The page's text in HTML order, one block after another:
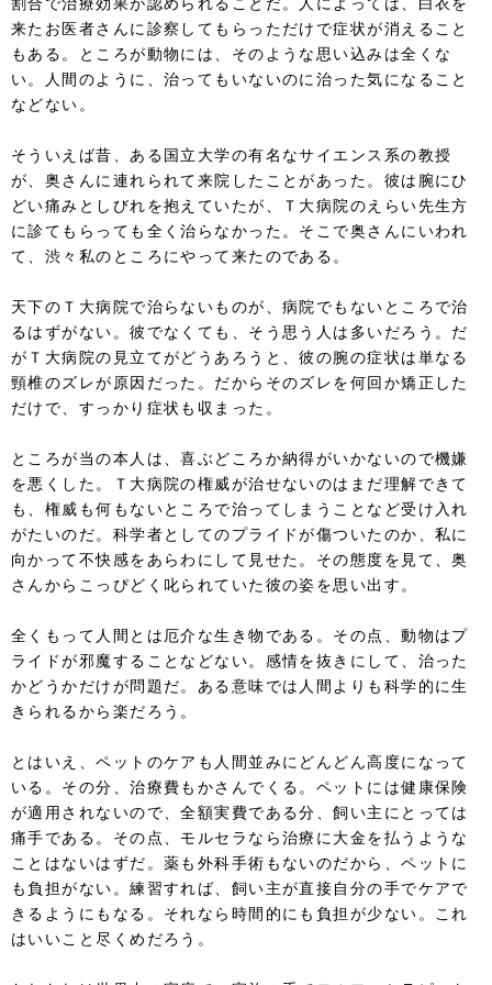
来たお医者さんに診察してもらっただけで症状が消えること
もある。ところが動物には、そのような思い込みは全くな
い。人間のように、治ってもいないのに治った気になること
などない。
そういえば昔、ある国立大学の有名なサイエンス系の教授
が、奥さんに連れられて来院したことがあった。彼は腕にひ
どい痛みとしびれを抱えていたが、Ｔ大病院のえらい先生方
に診てもらっても全く治らなかった。そこで奥さんにいわれ
て、渋々私のところにやって来たのである。
天下のＴ大病院で治らないものが、病院でもないところで治
るはずがない。彼でなくても、そう思う人は多いだろう。だ
がＴ大病院の見立てがどうあろうと、彼の腕の症状は単なる
頸椎のズレが原因だった。だからそのズレを何回か矯正した
だけで、すっかり症状も収まった。
ところが当の本人は、喜ぶどころか納得がいかないので機嫌
を悪くした。Ｔ大病院の権威が治せないのはまだ理解できて
も、権威も何もないところで治ってしまうことなど受け入れ
がたいのだ。科学者としてのプライドが傷ついたのか、私に
向かって不快感をあらわにして見せた。その態度を見て、奥
さんからこっぴどく叱られていた彼の姿を思い出す。
全くもって人間とは厄介な生き物である。その点、動物はプ
ライドが邪魔することなどない。感情を抜きにして、治った
かどうかだけが問題だ。ある意味では人間よりも科学的に生
きられるから楽だろう。
とはいえ、ペットのケアも人間並みにどんどん高度になって
いる。その分、治療費もかさんでくる。ペットには健康保険
が適用されないので、全額実費である分、飼い主にとっては
痛手である。その点、モルセラなら治療に大金を払うような
ことはないはずだ。薬も外科手術もないのだから、ペットに
も負担がない。練習すれば、飼い主が直接自分の手でケアで
きるようにもなる。それなら時間的にも負担が少ない。これ
はいいこと尽くめだろう。